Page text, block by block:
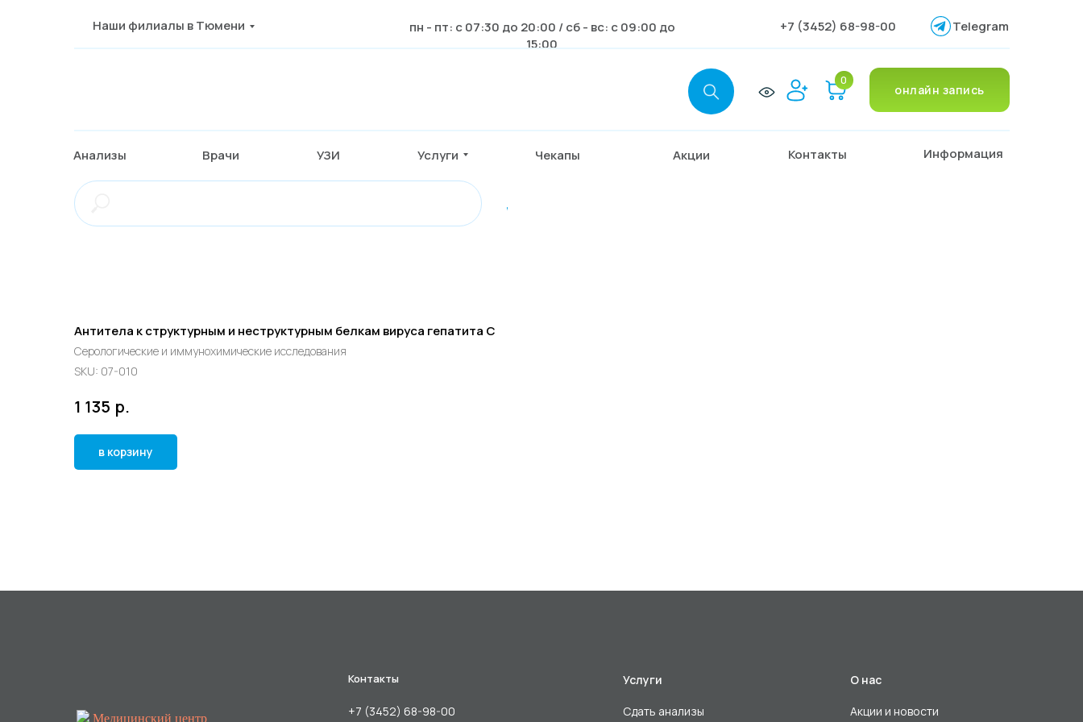
Наши филиалы в Тюмени
пн - пт: с 07:30 до 20:00 / сб - вс: с 09:00 до
15:00
Акции
+7 (3452) 68-98-00
онлайн запись
Анализы Врачи УЗИ Услуги Чекапы Контакты Информация
0
Telegram
,
Антитела к структурным и неструктурным белкам вируса гепатита С
Серологические и иммунохимические исследования
SKU: 07-010
1 135 р.
в корзину
Услуги
Сдать анализы
Контакты
+7 (3452) 68-98-00
О нас
Акции и новости
Медицинский центр